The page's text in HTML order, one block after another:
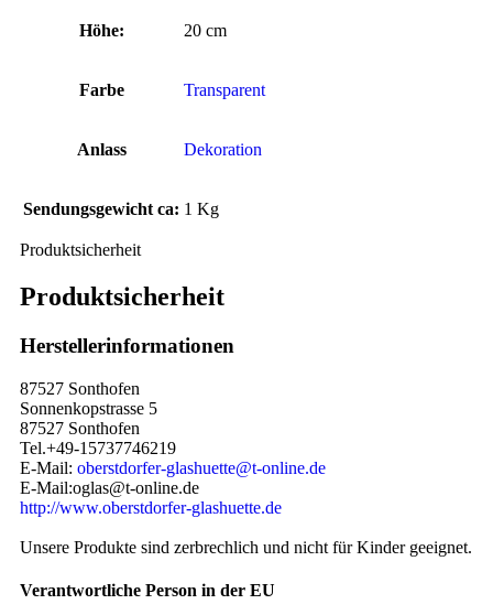
Höhe: 20 cm
Farbe Transparent
Anlass Dekoration
Sendungsgewicht ca: 1 Kg
Produktsicherheit
Produktsicherheit
Herstellerinformationen
87527 Sonthofen
Sonnenkopstrasse 5
87527 Sonthofen
Tel.+49-15737746219
E-Mail: oberstdorfer-glashuette@t-online.de
E-Mail:oglas@t-online.de
http://www.oberstdorfer-glashuette.de
Unsere Produkte sind zerbrechlich und nicht für Kinder geeignet.
Verantwortliche Person in der EU